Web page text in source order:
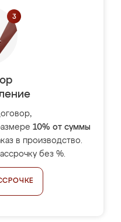
10% от суммы
в производство.
без %.